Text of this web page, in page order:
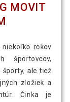
MOVIT
rokov
športovcov,
ale tiež
zložiek a
Činka je